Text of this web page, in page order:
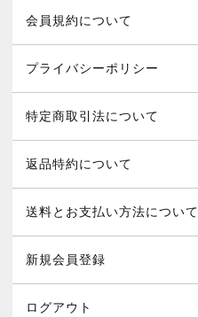
会員規約について
プライバシーポリシー
特定商取引法について
返品特約について
送料とお支払い方法について
新規会員登録
ログアウト